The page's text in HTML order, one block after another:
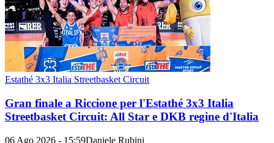
Estathé 3x3 Italia Streetbasket Circuit
Gran finale a Riccione per l'Estathé 3x3 Italia
Streetbasket Circuit: All Star e DKB regine d'Italia
06 Ago 2026 - 15:59Daniele Rubini